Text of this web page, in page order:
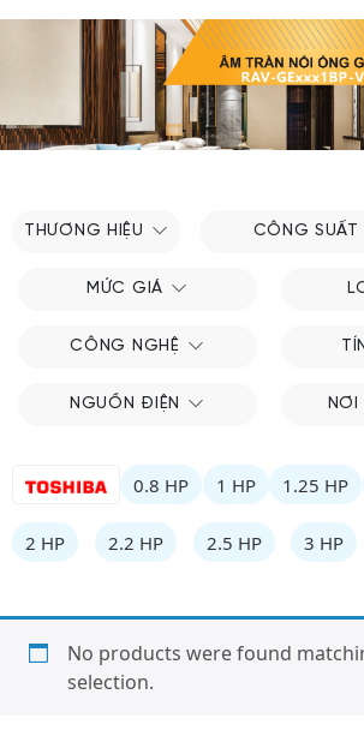
t
h
THƯƠNG HIỆU CÔNG SUẤT
MỨC GIÁ
CÔNG NGHỆ
NGUỒN ĐIỆN NƠI
0.8 HP 1 HP 1.25 HP
2 HP 2.2 HP 2.5 HP 3 HP
No products were found
selection.